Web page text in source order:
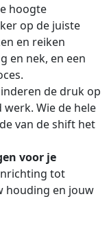
hoogte
op de juiste
en reiken
en nek, en een
de druk op
Wie de hele
van de shift het
voor je
tot
houding en jouw